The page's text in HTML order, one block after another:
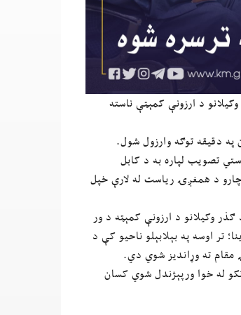
د ارزونې کمېټې ناسته
دقیقه توګه وارزول شول.
تصویب لپاره به د کابل
چارو د همغږۍ ریاست له لارې خپل
وکیلانو د ارزونې کمېټه د ور
اوسه په بېلابېلو ناحیو کې د
مقام ته وړاندیز شوي دي.
له خوا ورپېژندل شوي کسان